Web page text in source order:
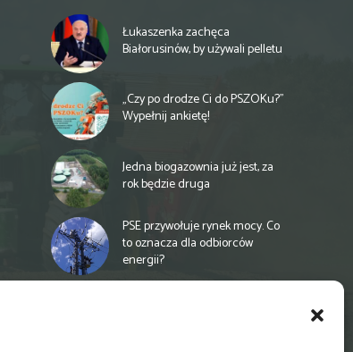
Łukaszenka zachęca
Białorusinów, by używali pelletu
„Czy po drodze Ci do PSZOKu?”
Wypełnij ankietę!
Jedna biogazownia już jest, za
rok będzie druga
PSE przywołuje rynek mocy. Co
to oznacza dla odbiorców
energii?